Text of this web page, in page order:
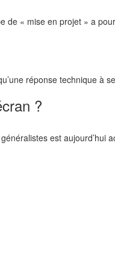
de « mise en projet » a
réponse technique à
?
est aujourd’hui